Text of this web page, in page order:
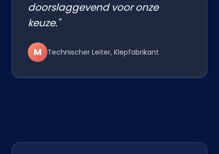
doorslaggevend voor onze
keuze."
M Technischer Leiter, Klepfabrikant